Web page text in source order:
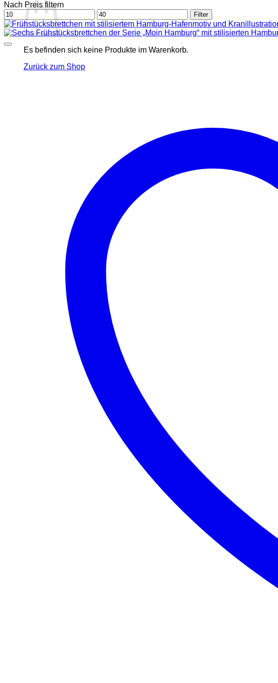
Es befinden sich keine Produkte im Warenkorb.
Zurück zum Shop
Nach Preis filtern
Min.
Preis
Max.
Preis
Filter